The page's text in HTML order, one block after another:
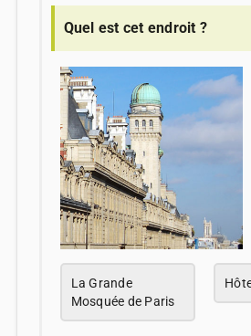
Quel est cet endroit ?
La Grande
Mosquée de Paris